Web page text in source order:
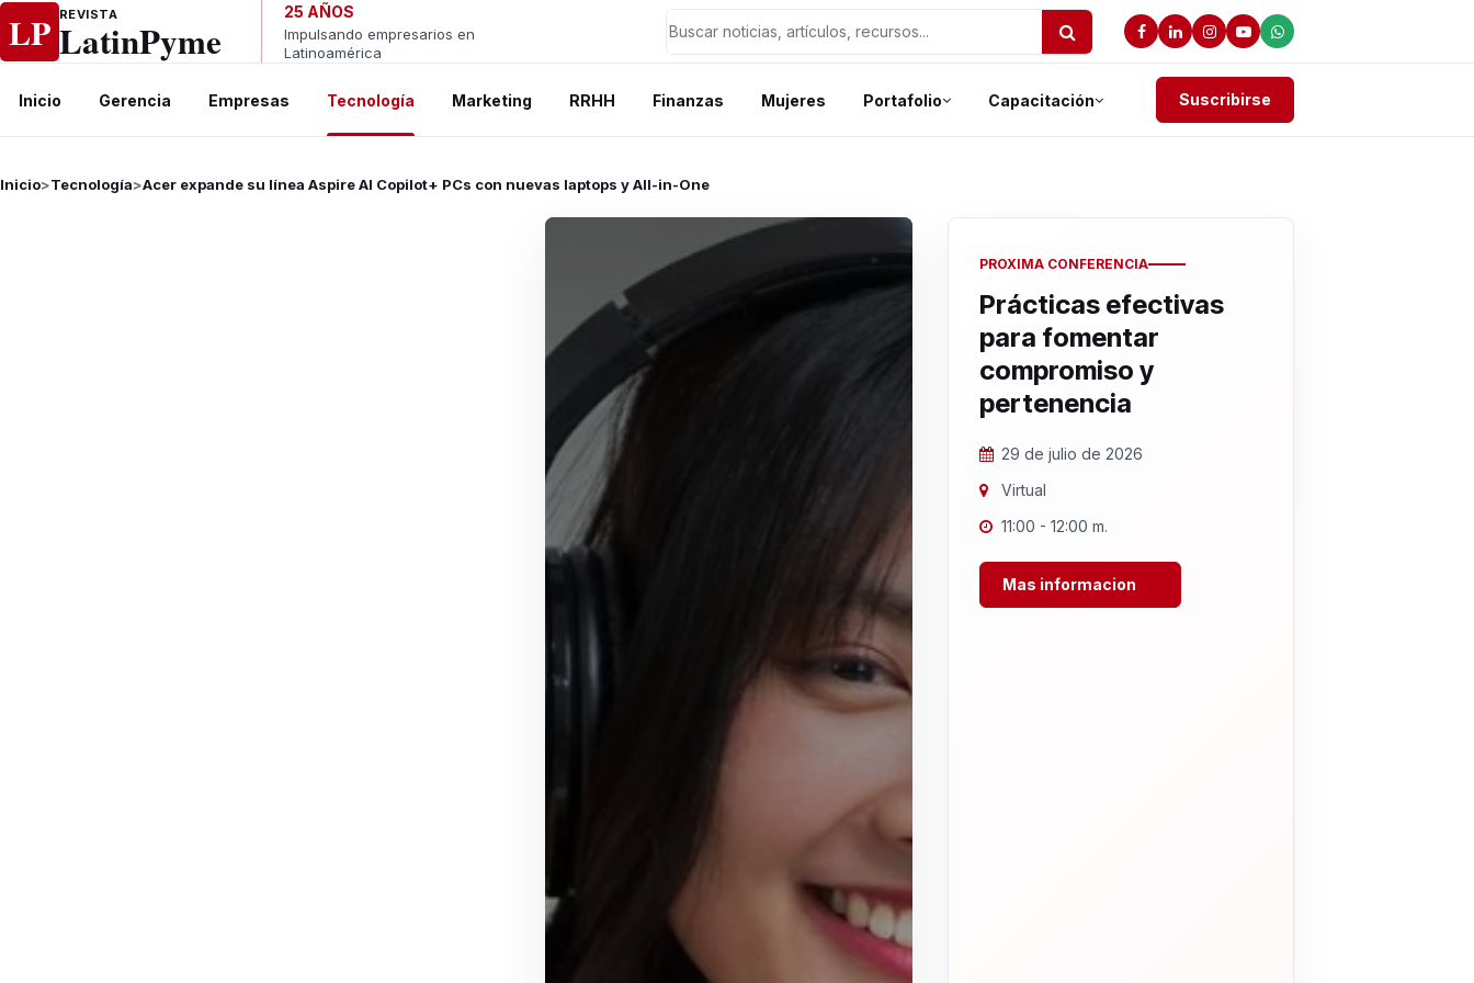
Ir al contenido
LP REVISTA
LatinPyme
25 AÑOS
Impulsando empresarios en
Latinoamérica
Inicio Gerencia Empresas Tecnología Marketing RRHH Finanzas Mujeres Portafolio Capacitación Suscribirse
Inicio>Tecnología>Acer expande su línea Aspire AI Copilot+ PCs con nuevas laptops y All-in-One
PROXIMA CONFERENCIA
Prácticas efectivas
para fomentar
compromiso y
pertenencia
29 de julio de 2026
Virtual
11:00 - 12:00 m.
Mas informacion